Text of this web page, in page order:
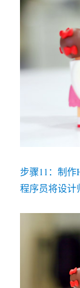
步骤11：制
程序员将设计